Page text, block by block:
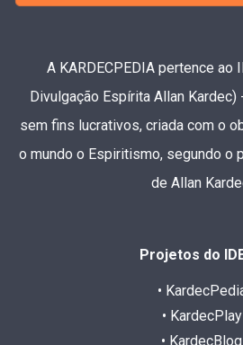
A KARDECPEDIA pertence ao
Divulgação Espírita Allan
sem fins lucrativos, criada com o
o mundo o Espiritismo, segundo o
de Allan
Projetos do
•
• KardecPlay
• KardecBlog